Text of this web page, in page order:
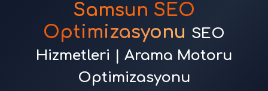
Samsun SEO
Optimizasyonu SEO
Hizmetleri | Arama Motoru
Optimizasyonu